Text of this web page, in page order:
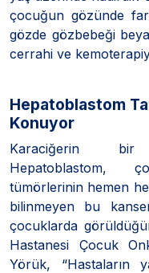
çocuğun gözünde
gözde gözbebeği
cerrahi ve
Hepatoblastom
Konuyor
Karaciğerin
Hepatoblastom,
tümörlerinin hemen
bilinmeyen bu
çocuklarda
Hastanesi Çocuk
Yörük, “Hastaların